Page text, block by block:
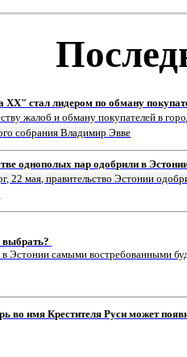
стал лидером по обману
жалоб и обману покупателей в
собрания Владимир Эвве
однополых пар одобрили в
22 мая, правительство Эстонии
Эстонии самыми востребованными
во имя Крестителя Руси может